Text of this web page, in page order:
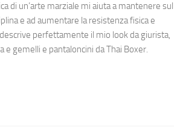
di un’arte marziale mi aiuta a mantenere sul
e ad aumentare la resistenza fisica e
perfettamente il mio look da giurista,
e gemelli e pantaloncini da Thai Boxer.